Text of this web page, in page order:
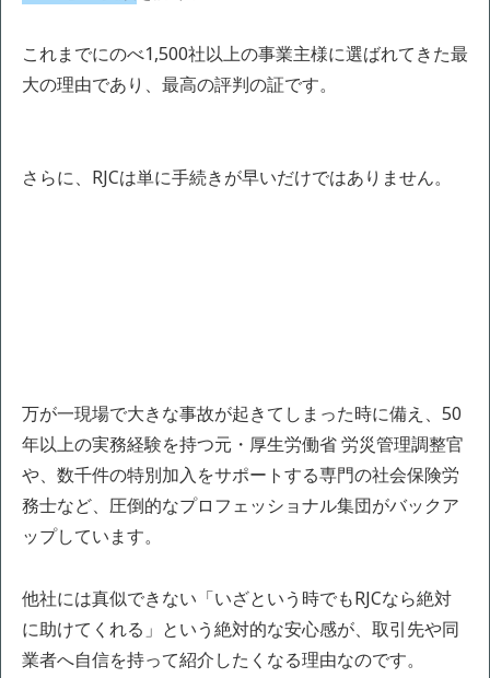
これまでにのべ1,500社以上の事業主様に選ばれてきた最
大の理由であり、最高の評判の証です。
さらに、RJCは単に手続きが早いだけではありません。
万が一現場で大きな事故が起きてしまった時に備え、50
年以上の実務経験を持つ元・厚生労働省 労災管理調整官
や、数千件の特別加入をサポートする専門の社会保険労
務士など、圧倒的なプロフェッショナル集団がバックア
ップしています。
他社には真似できない「いざという時でもRJCなら絶対
に助けてくれる」という絶対的な安心感が、取引先や同
業者へ自信を持って紹介したくなる理由なのです。